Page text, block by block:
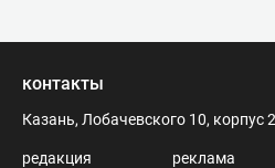
контакты
Казань, Лобачевского 10, корпус 2
редакция
реклама